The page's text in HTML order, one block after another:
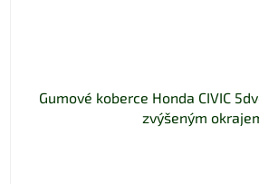
Gumové koberce Honda CIVIC
zvýšeným